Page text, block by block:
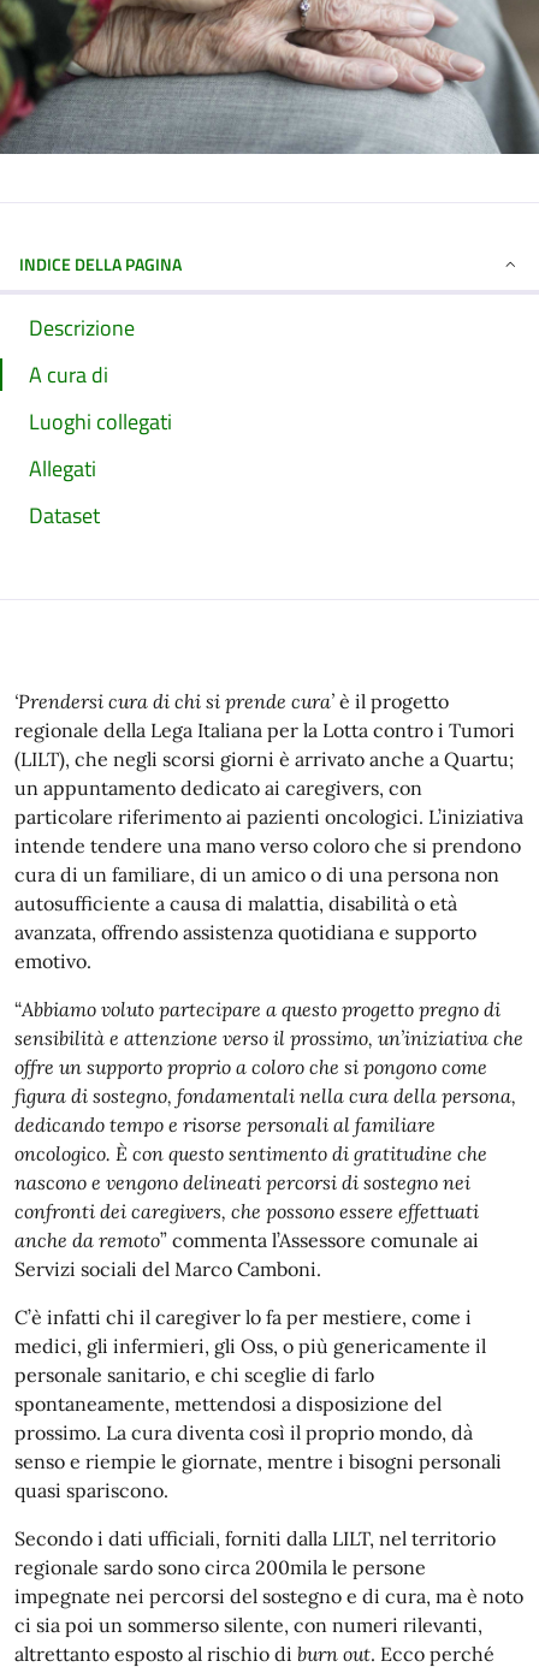
INDICE DELLA PAGINA
Descrizione
A cura di
Luoghi collegati
Allegati
Dataset
‘Prendersi cura di chi si prende cura’ è il progetto
regionale della Lega Italiana per la Lotta contro i Tumori
(LILT), che negli scorsi giorni è arrivato anche a Quartu;
un appuntamento dedicato ai caregivers, con
particolare riferimento ai pazienti oncologici. L’iniziativa
intende tendere una mano verso coloro che si prendono
cura di un familiare, di un amico o di una persona non
autosufficiente a causa di malattia, disabilità o età
avanzata, offrendo assistenza quotidiana e supporto
emotivo.
“Abbiamo voluto partecipare a questo progetto pregno di
sensibilità e attenzione verso il prossimo, un’iniziativa che
offre un supporto proprio a coloro che si pongono come
figura di sostegno, fondamentali nella cura della persona,
dedicando tempo e risorse personali al familiare
oncologico. È con questo sentimento di gratitudine che
nascono e vengono delineati percorsi di sostegno nei
confronti dei caregivers, che possono essere effettuati
anche da remoto” commenta l’Assessore comunale ai
Servizi sociali del Marco Camboni.
C’è infatti chi il caregiver lo fa per mestiere, come i
medici, gli infermieri, gli Oss, o più genericamente il
personale sanitario, e chi sceglie di farlo
spontaneamente, mettendosi a disposizione del
prossimo. La cura diventa così il proprio mondo, dà
senso e riempie le giornate, mentre i bisogni personali
quasi spariscono.
Secondo i dati ufficiali, forniti dalla LILT, nel territorio
regionale sardo sono circa 200mila le persone
impegnate nei percorsi del sostegno e di cura, ma è noto
ci sia poi un sommerso silente, con numeri rilevanti,
altrettanto esposto al rischio di burn out. Ecco perché